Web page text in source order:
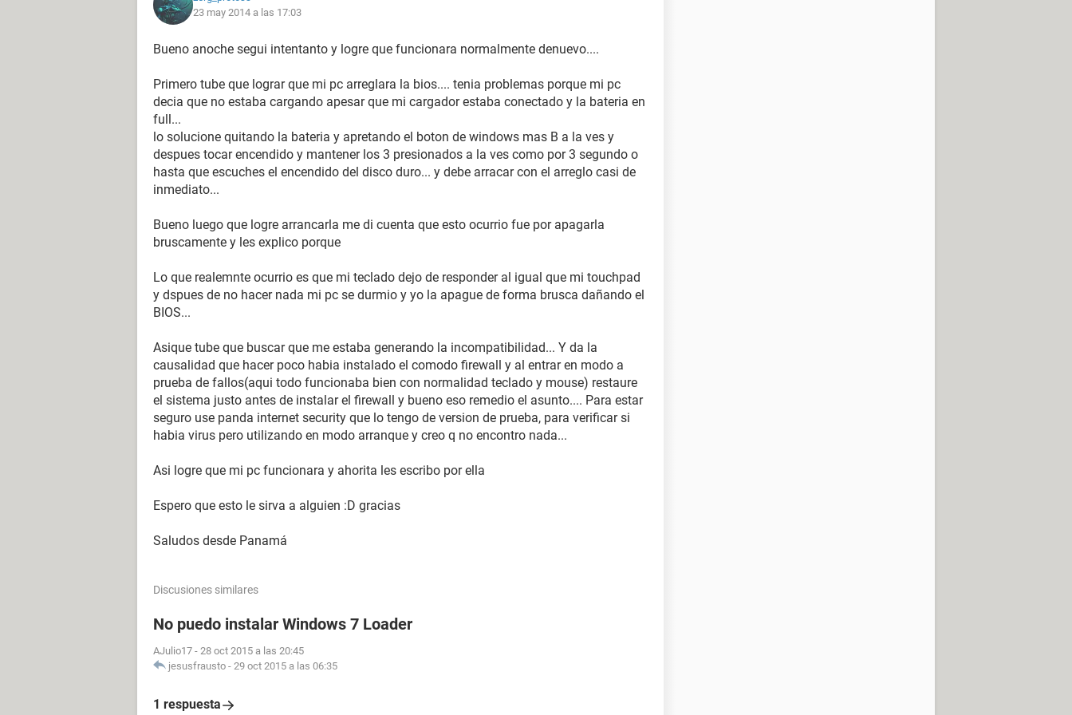
23 may 2014 a las 17:03
Bueno anoche segui intentanto y logre que funcionara normalmente denuevo....
Primero tube que lograr que mi pc arreglara la bios.... tenia problemas porque mi pc
decia que no estaba cargando apesar que mi cargador estaba conectado y la bateria en
full...
lo solucione quitando la bateria y apretando el boton de windows mas B a la ves y
despues tocar encendido y mantener los 3 presionados a la ves como por 3 segundo o
hasta que escuches el encendido del disco duro... y debe arracar con el arreglo casi de
inmediato...
Bueno luego que logre arrancarla me di cuenta que esto ocurrio fue por apagarla
bruscamente y les explico porque
Lo que realemnte ocurrio es que mi teclado dejo de responder al igual que mi touchpad
y dspues de no hacer nada mi pc se durmio y yo la apague de forma brusca dañando el
BIOS...
Asique tube que buscar que me estaba generando la incompatibilidad... Y da la
causalidad que hacer poco habia instalado el comodo firewall y al entrar en modo a
prueba de fallos(aqui todo funcionaba bien con normalidad teclado y mouse) restaure
el sistema justo antes de instalar el firewall y bueno eso remedio el asunto.... Para estar
seguro use panda internet security que lo tengo de version de prueba, para verificar si
habia virus pero utilizando en modo arranque y creo q no encontro nada...
Asi logre que mi pc funcionara y ahorita les escribo por ella
Espero que esto le sirva a alguien :D gracias
Saludos desde Panamá
Discusiones similares
No puedo instalar Windows 7 Loader
AJulio17 - 28 oct 2015 a las 20:45
jesusfrausto - 29 oct 2015 a las 06:35
1 respuesta